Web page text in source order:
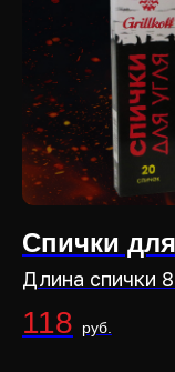
Спички
Длина спички
118